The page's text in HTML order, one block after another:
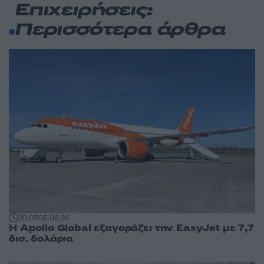
Επιχειρήσεις:
Περισσότερα άρθρα
20:0506.08.26
Η Apollo Global εξαγοράζει την EasyJet με 7,7
δισ. δολάρια